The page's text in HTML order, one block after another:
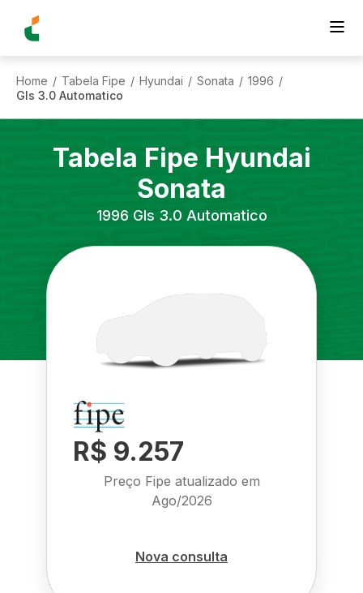
Home / Tabela Fipe / Hyundai / Sonata / 1996 /
Gls 3.0 Automatico
Tabela Fipe Hyundai
Sonata
1996 Gls 3.0 Automatico
R$ 9.257
Preço Fipe atualizado em
Ago/2026
Nova consulta